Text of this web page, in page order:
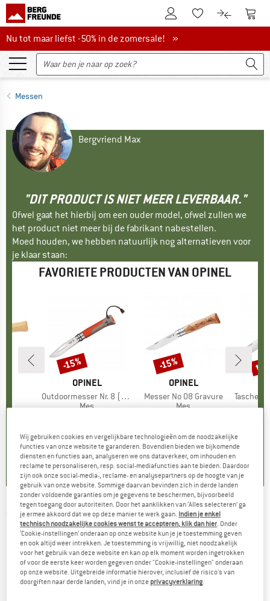
De klantenaccount
Naar deNaar de
Nu tot maar liefst -50% in de zomersale!
Nu tot maar liefst -50% in de zomersale! »
Messen
Bergvriend Max
"DIT PRODUCT IS NIET MEER LEVERBAAR."
Ofwel gaat het hierbij om een ouder model, ofwel zullen we
het product niet meer bij de fabrikant nabestellen.
Moed houden, we hebben natuurlijk nog alternatieven voor
je klaar staan:
FAVORIETE PRODUCTEN VAN OPINEL
)
MERK
OPINEL
Artikel
Outdoormesser Nr. 8 (8,2 cm)
Productgroep
Mes
4,3(6)
Korting
-15%
MERK
OPINEL
Artikel
Messer No 08 Gravure
Productgroep
Mes
5,0(6)
Korting
-15%
Artikel
Taschenmesser
tot
OPINEL -No 08 Chaperon - Mes
(0)
Wij gebruiken cookies en vergelijkbare technologieën om de noodzakelijke
functies van onze website te garanderen. Bovendien bieden we bijkomende
diensten en functies aan, analyseren we ons dataverkeer, om inhouden en
reclame te personaliseren, resp. social-mediafuncties aan te bieden. Daardoor
zijn ook onze social-media-, reclame- en analysepartners op de hoogte van je
gebruik van onze website. Sommige daarvan bevinden zich in derde landen
zonder voldoende garanties om je gegevens te beschermen, bijvoorbeeld
tegen toegang door autoriteiten. Door het aanklikken van ‘Alles selecteren’ ga
je ermee akkoord dat we op deze manier te werk gaan. Indien je enkel
technisch noodzakelijke cookies wenst te accepteren, klik dan hier. Onder
‘Cookie-instellingen’ onderaan op onze website kun je je toestemming geven
en ook altijd weer intrekken. Je toestemming is vrijwillig, niet noodzakelijk
voor het gebruik van deze website en kan op elk moment worden ingetrokken
of voor de eerste keer worden gegeven onder "Cookie-instellingen" onderaan
op onze website. Uitgebreide informatie hierover, inclusief de risico's van
doorgiften naar derde landen, vind je in onze privacyverklaring.